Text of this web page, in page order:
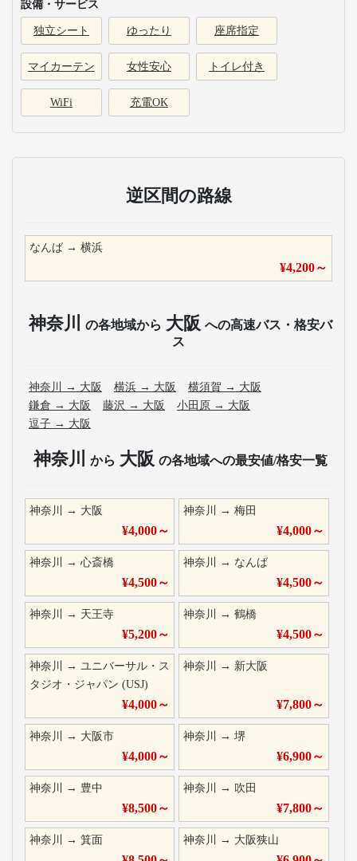
設備・サービス
独立シート ゆったり 座席指定
マイカーテン 女性安心 トイレ付き
WiFi 充電OK
逆区間の路線
なんば → 横浜
¥4,200～
神奈川 の各地域から 大阪 への高速バス・格安バ
ス
神奈川 → 大阪 横浜 → 大阪 横須賀 → 大阪
鎌倉 → 大阪 藤沢 → 大阪 小田原 → 大阪
逗子 → 大阪
神奈川 から 大阪 の各地域への最安値/格安一覧
神奈川 → 大阪
¥4,000～
神奈川 →梅田
¥4,000～
神奈川 → 心斎橋
¥4,500～
神奈川 → なんば
¥4,500～
神奈川 → 天王寺
¥5,200～
神奈川 →鶴橋
¥4,500～
神奈川 → ユニバーサル・ス
タジオ・ジャパン (USJ)
¥4,000～
神奈川 → 新大阪
¥7,800～
神奈川 → 大阪市
¥4,000～
神奈川 →堺
¥6,900～
神奈川 → 豊中
¥8,500～
神奈川 → 吹田
¥7,800～
神奈川 → 箕面 神奈川 → 大阪狭山